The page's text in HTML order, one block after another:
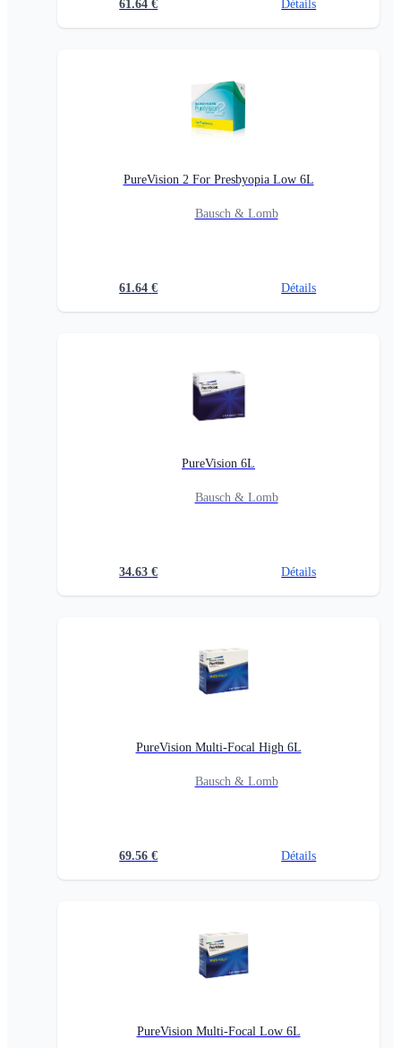
61.64 € Détails
PureVision 2 For Presbyopia Low 6L
Bausch & Lomb
61.64 € Détails
PureVision 6L
Bausch & Lomb
34.63 € Détails
PureVision Multi-Focal High 6L
Bausch & Lomb
69.56 € Détails
PureVision Multi-Focal Low 6L